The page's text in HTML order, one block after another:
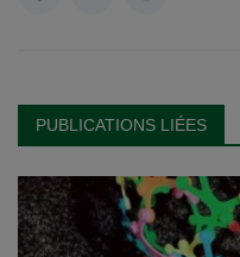
PUBLICATIONS LIÉES